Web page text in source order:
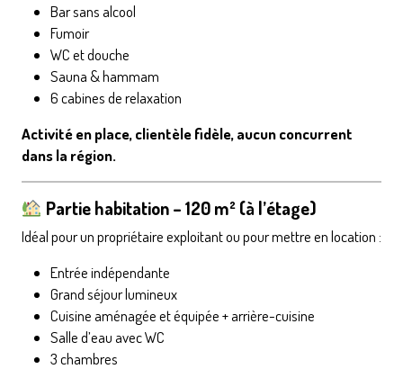
Bar sans alcool
Fumoir
WC et douche
Sauna & hammam
6 cabines de relaxation
Activité en place, clientèle fidèle, aucun concurrent
dans la région.
Partie habitation – 120 m² (à l’étage)
Idéal pour un propriétaire exploitant ou pour mettre en location :
Entrée indépendante
Grand séjour lumineux
Cuisine aménagée et équipée + arrière-cuisine
Salle d’eau avec WC
3 chambres